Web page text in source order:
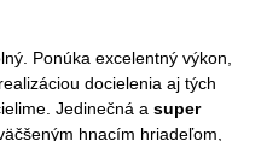
Ponúka excelentný výkon,
docielenia aj tých
Jedinečná a super
hnacím hriadeľom,